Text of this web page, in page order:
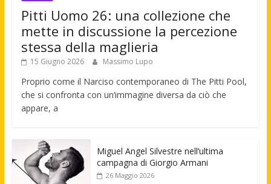
Pitti Uomo 26: una collezione che
mette in discussione la percezione
stessa della maglieria
15 Giugno 2026 Massimo Lupo
Proprio come il Narciso contemporaneo di The Pitti Pool,
che si confronta con un’immagine diversa da ciò che
appare, a
Miguel Angel Silvestre nell’ultima
campagna di Giorgio Armani
26 Maggio 2026